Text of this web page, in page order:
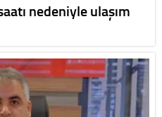
nedeniyle ulaşım